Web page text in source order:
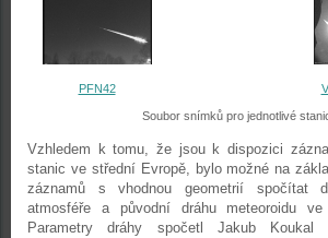
PFN42
Soubor snímků pro jednotlivé
Vzhledem k tomu, že jsou k dispozici
stanic ve střední Evropě, bylo možné na
záznamů s vhodnou geometrií spočítat
atmosféře a původní dráhu meteoroidu
Parametry dráhy spočetl Jakub Koukal